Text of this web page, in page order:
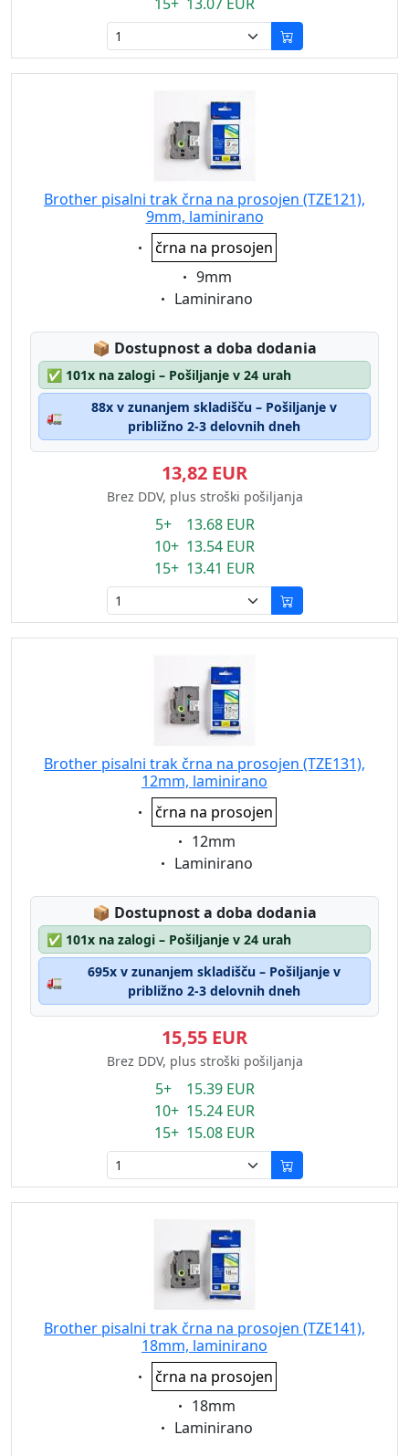
Brother pisalni trak črna na prosojen (TZE121),
9mm, laminirano
Eigenschaft:
črna na prosojen
Eigenschaft:
9mm
Eigenschaft:
Laminirano
📦 Lagerstatus:
Dostupnost a doba dodania
✅ 101x na zalogi – Pošiljanje v 24 urah
🚛
88x v zunanjem skladišču – Pošiljanje v
približno 2-3 delovnih dneh
13,82 EUR
Brez DDV, plus stroški pošiljanja
5+ 13.68 EUR
10+ 13.54 EUR
15+ 13.41 EUR
Brother pisalni trak črna na prosojen (TZE131),
12mm, laminirano
Eigenschaft:
črna na prosojen
Eigenschaft:
12mm
Eigenschaft:
Laminirano
📦 Lagerstatus:
Dostupnost a doba dodania
✅ 101x na zalogi – Pošiljanje v 24 urah
🚛
695x v zunanjem skladišču – Pošiljanje v
približno 2-3 delovnih dneh
15,55 EUR
Brez DDV, plus stroški pošiljanja
5+ 15.39 EUR
10+ 15.24 EUR
15+ 15.08 EUR
Brother pisalni trak črna na prosojen (TZE141),
18mm, laminirano
Eigenschaft:
črna na prosojen
Eigenschaft:
18mm
Eigenschaft:
Laminirano